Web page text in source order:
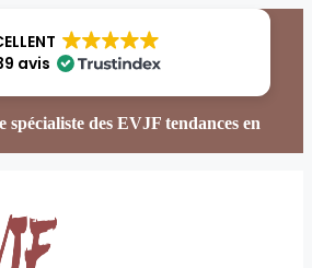
avis
spécialiste des EVJF tendances en